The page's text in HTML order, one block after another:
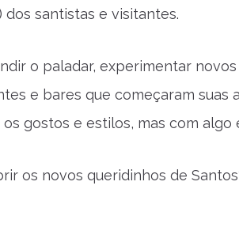
santistas e visitantes.
o paladar, experimentar
e bares que começaram
gostos e estilos, mas com
os novos queridinhos de